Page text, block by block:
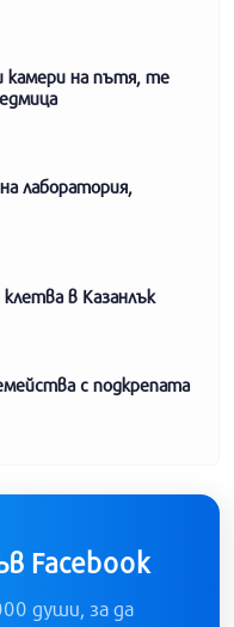
камери на пътя, те
лаборатория,
в Казанлък
с подкрепата
Facebook
души, за да